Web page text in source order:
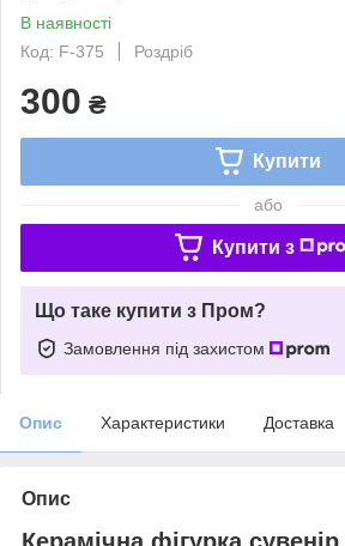
В наявності
Код: F-375
Роздріб
300 ₴
Купити
або
Купити з
Що таке купити з Пром?
Замовлення під захистом
Опис Характеристики Доставка
Опис